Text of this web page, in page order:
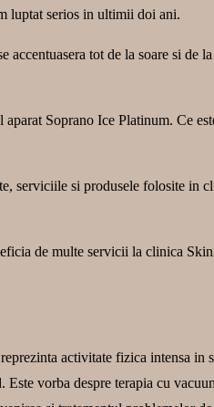
luptat serios in ultimii doi ani.
tot de la soare si de
Soprano Ice Platinum. Ce
si produsele folosite in
de multe servicii la clinica
activitate fizica intensa in
vorba despre terapia cu